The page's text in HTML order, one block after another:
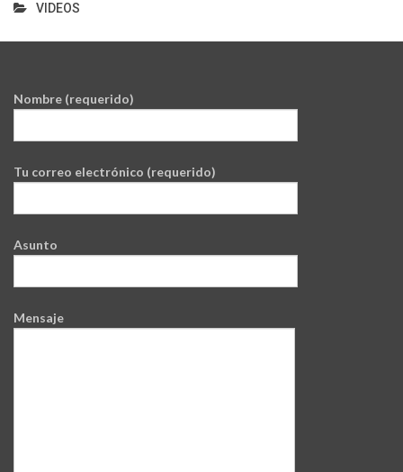
VIDEOS
Nombre (requerido)
Tu correo electrónico (requerido)
Asunto
Mensaje